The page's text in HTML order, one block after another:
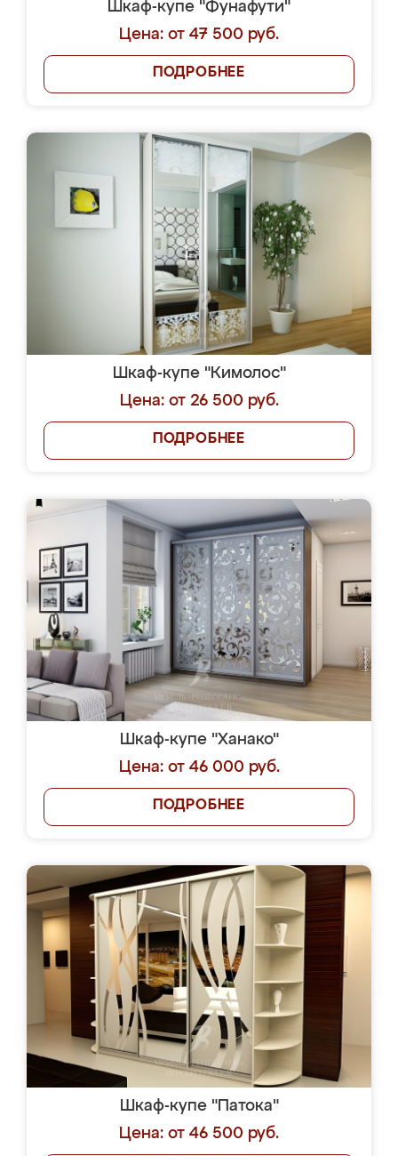
Шкаф-купе "Фунафути"
Цена: от 47 500 руб.
ПОДРОБНЕЕ
Шкаф-купе "Кимолос"
Цена: от 26 500 руб.
ПОДРОБНЕЕ
Шкаф-купе "Ханако"
Цена: от 46 000 руб.
ПОДРОБНЕЕ
Шкаф-купе "Патока"
Цена: от 46 500 руб.